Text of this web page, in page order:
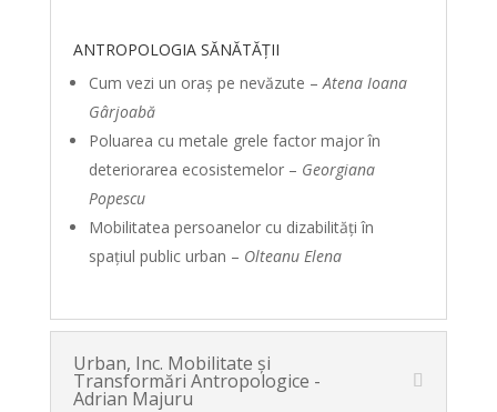
ANTROPOLOGIA SĂNĂTĂȚII
Cum vezi un oraș pe nevăzute –Atena Ioana
Gârjoabă
Poluarea cu metale grele factor major în
deteriorarea ecosistemelor – Georgiana
Popescu
Mobilitatea persoanelor cu dizabilități în
spațiul public urban – Olteanu Elena
Urban, Inc. Mobilitate şi
Transformări Antropologice -
Adrian Majuru